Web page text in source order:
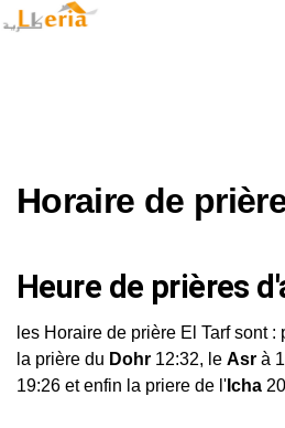
Horaire de
Heure de prières
les Horaire de prière El Tarf sont :
la prière du Dohr 12:32, le Asr à
19:26 et enfin la priere de l' Icha